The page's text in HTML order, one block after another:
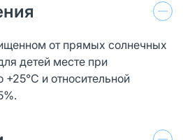
от прямых солнечных
детей месте при
и относительной